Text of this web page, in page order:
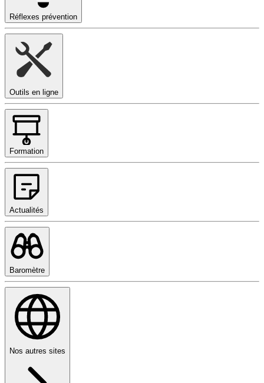
Réflexes prévention
Outils en ligne
Formation
Actualités
Baromètre
Nos autres sites